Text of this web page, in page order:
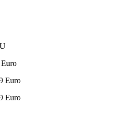
Euro
Euro